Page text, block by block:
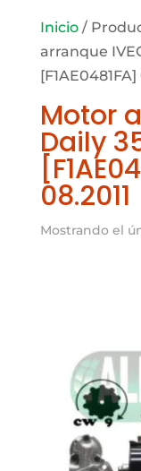
Inicio/
arranque
Motor
Daily
08.2011
Mostrando el